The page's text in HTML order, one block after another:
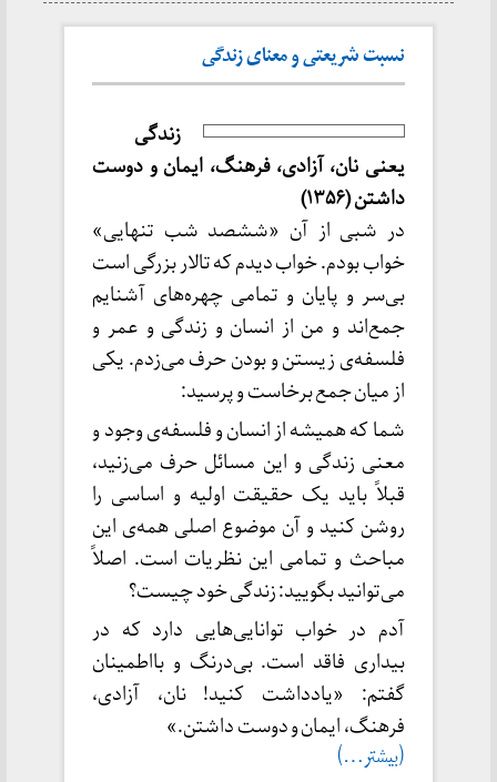
نسبت شریعتی و معنای زندگی
زندگی
یعنی نان، آزادی، فرهنگ، ایمان و دوست
داشتن (۱۳۵۶)
در شبی از آن «ششصد شب تنهایی»
خواب بودم. خواب دیدم که تالار بزرگی است
بی‌سر و پایان و تمامی چهره‌های آشنایم
جمع‌اند و من از انسان و زندگی و عمر و
فلسفه‌ی زیستن و بودن حرف می‌زدم. یکی
از میان جمع برخاست و پرسید:
شما که همیشه از انسان و فلسفه‌ی وجود و
معنی زندگی و این مسائل حرف می‌زنید،
قبلاً باید یک حقیقت اولیه و اساسی را
روشن کنید و آن موضوع اصلی همه‌ی این
مباحث و تمامی این نظریات است. اصلاً
می‌توانید بگویید: زندگی خود چیست؟
آدم در خواب توانایی‌هایی دارد که در
بیداری فاقد است. بی‌درنگ و بااطمینان
گفتم: «یادداشت کنید! نان، آزادی،
فرهنگ، ایمان و دوست داشتن.»
(بیشتر…)